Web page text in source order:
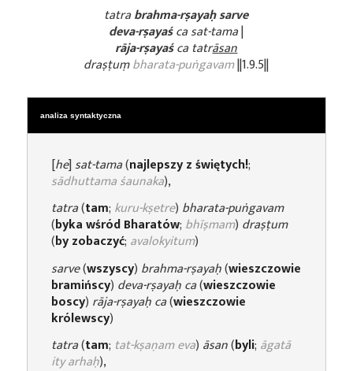
tatrabrahma-rṣayaḥ sarve
deva-rṣayaśca sat-tama|
rāja-rṣayaśca tatrāsan
draṣṭuṃbharata-puṅgavam||1.9.5||
analiza syntaktyczna
[he]sat-tama(najlepszy z świętych!;
sādhuttama śaunaka),
tatra(tam; kuru-kṣetre) bharata-puṅgavam
(byka wśród Bharatów; bhīṣmam) draṣṭum
(by zobaczyć; avalokyitum)
sarve(wszyscy) brahma-rṣayaḥ(wieszczowie
bramińscy) deva-rṣayaḥ ca(wieszczowie
boscy) rāja-rṣayaḥ ca(wieszczowie
królewscy)
tatra(tam; tat-kṣaṇam eva) āsan(byli; āgatā
ity arhaḥ),